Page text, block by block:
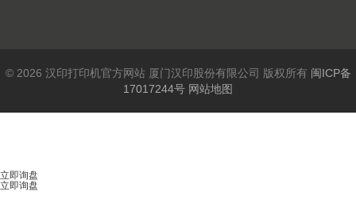
© 2026 汉印打印机官方网站 厦门汉印股份有限公司 版权所有 闽ICP备
17017244号 网站地图
立即询盘
立即询盘